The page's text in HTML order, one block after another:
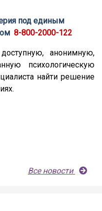
под единым
8-800-2000-122
анонимную,
психологическую
найти решение
Все новости